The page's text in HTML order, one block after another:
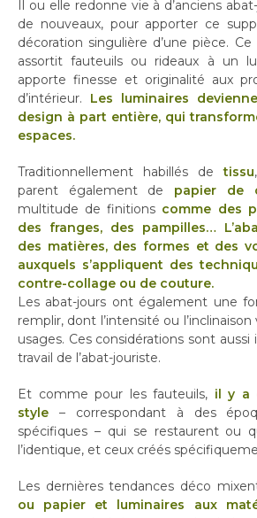
Il ou elle redonne vie à d’anciens
de nouveaux, pour apporter ce
décoration singulière d’une pièce.
assortit fauteuils ou rideaux à un
apporte finesse et originalité aux
d’intérieur. Les luminaires
design à part entière, qui
espaces.
Traditionnellement habillés detissu
parent également de papier de
multitude de finitions comme des
des franges, des pampilles…
des matières, des formes et des
auxquels s’appliquent des
contre-collage ou de couture.
Les abat-jours ont également une
remplir, dont l’intensité ou
usages. Ces considérations sont
travail de l’abat-jouriste.
Et comme pour les fauteuils, il y a
style – correspondant à des
spécifiques – qui se restaurent ou
l’identique, et ceux créés
Les dernières tendances déco
ou papier et luminaires aux